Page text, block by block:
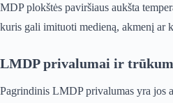
MDP plokštės paviršiaus aukšta
kuris gali imituoti medieną, akmenį ar
LMDP privalumai ir
Pagrindinis LMDP privalumas yra jos